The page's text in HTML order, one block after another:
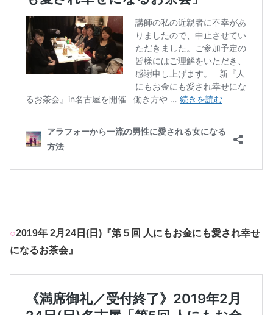
○2019年 2月24日(日)『第５回 人にもお金にも愛され幸せ
になるお茶会』